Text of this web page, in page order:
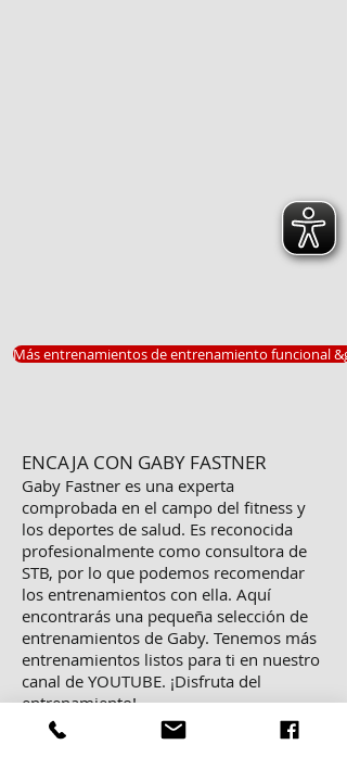
Más entrenamientos de entrenamiento funcional
ENCAJA CON GABY FASTNER
Gaby Fastner es una experta
comprobada en el campo del fitness y
los deportes de salud. Es reconocida
profesionalmente como consultora de
STB, por lo que podemos recomendar
los entrenamientos con ella. Aquí
encontrarás una pequeña selección de
entrenamientos de Gaby. Tenemos más
entrenamientos listos para ti en nuestro
canal de YOUTUBE. ¡Disfruta del
entrenamiento!